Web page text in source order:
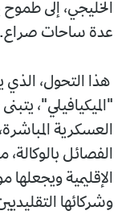
الخليجي، إلى
عدة ساحات صراع.
هذا التحول، الذي
"الميكيافيلي"،
العسكرية
الفصائل
الإقليمية
وشركائها